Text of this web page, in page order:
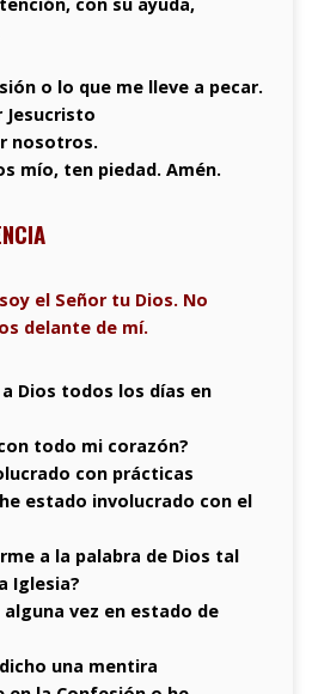
o lo que me lleve a pecar.
Jesucristo
nosotros.
mío, ten piedad. Amén.
el Señor tu Dios. No
delante de mí.
Dios todos los días en
todo mi corazón?
con prácticas
estado involucrado con el
a la palabra de Dios tal
Iglesia?
alguna vez en estado de
una mentira